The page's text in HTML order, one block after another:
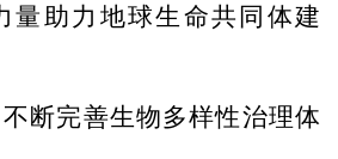
量助力地球生命共同体建
断完善生物多样性治理体